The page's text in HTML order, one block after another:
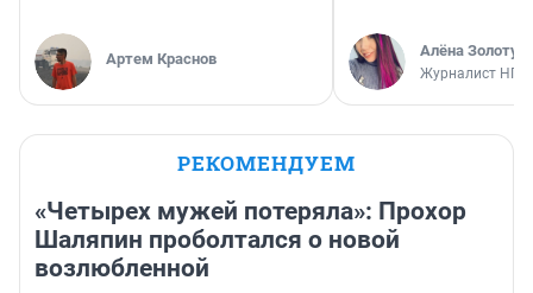
Артем Краснов Алёна
Журналист НГС
РЕКОМЕНДУЕМ
«Четырех мужей потеряла»: Прохор
Шаляпин проболтался о новой
возлюбленной